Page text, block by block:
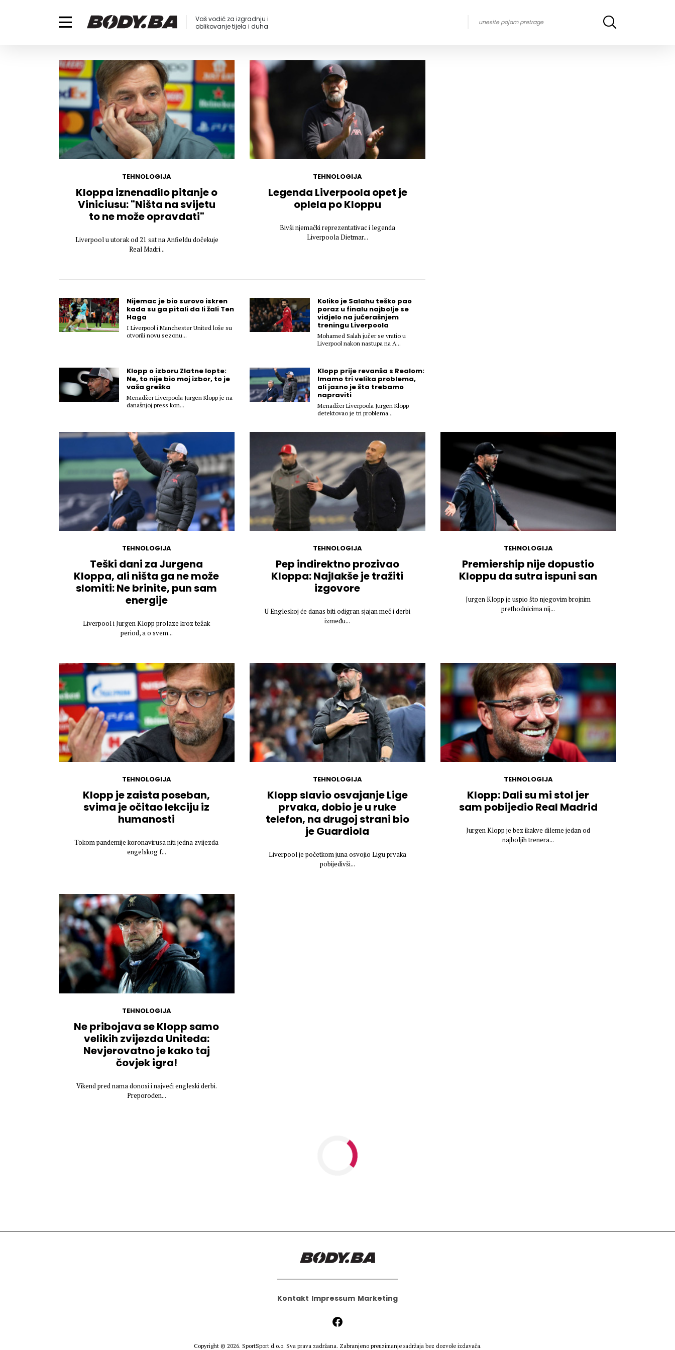
Vaš vodič za izgradnju i
oblikovanje tijela i duha
TEHNOLOGIJA
Kloppa iznenadilo pitanje o
Viniciusu: "Ništa na svijetu
to ne može opravdati"
Liverpool u utorak od 21 sat na Anfieldu dočekuje
Real Madri...
TEHNOLOGIJA
Legenda Liverpoola opet je
oplela po Kloppu
Bivši njemački reprezentativac i legenda
Liverpoola Dietmar...
Nijemac je bio surovo iskren
kada su ga pitali da li žali Ten
Haga
I Liverpool i Manchester United loše su
otvorili novu sezonu...
Koliko je Salahu teško pao
poraz u finalu najbolje se
vidjelo na jučerašnjem
treningu Liverpoola
Mohamed Salah jučer se vratio u
Liverpool nakon nastupa na A...
Klopp o izboru Zlatne lopte:
Ne, to nije bio moj izbor, to je
vaša greška
Menadžer Liverpoola Jurgen Klopp je na
današnjoj press kon...
Klopp prije revanša s Realom:
Imamo tri velika problema,
ali jasno je šta trebamo
napraviti
Menadžer Liverpoola Jurgen Klopp
detektovao je tri problema...
TEHNOLOGIJA
Teški dani za Jurgena
Kloppa, ali ništa ga ne može
slomiti: Ne brinite, pun sam
energije
Liverpool i Jurgen Klopp prolaze kroz težak
period, a o svem...
TEHNOLOGIJA
Pep indirektno prozivao
Kloppa: Najlakše je tražiti
izgovore
U Engleskoj će danas biti odigran sjajan meč i derbi
između...
TEHNOLOGIJA
Premiership nije dopustio
Kloppu da sutra ispuni san
Jurgen Klopp je uspio što njegovim brojnim
prethodnicima nij...
TEHNOLOGIJA
Klopp je zaista poseban,
svima je očitao lekciju iz
humanosti
Tokom pandemije koronavirusa niti jedna zvijezda
engelskog f...
TEHNOLOGIJA
Klopp slavio osvajanje Lige
prvaka, dobio je u ruke
telefon, na drugoj strani bio
je Guardiola
Liverpool je početkom juna osvojio Ligu prvaka
pobijedivši...
TEHNOLOGIJA
Klopp: Dali su mi stol jer
sam pobijedio Real Madrid
Jurgen Klopp je bez ikakve dileme jedan od
najboljih trenera...
TEHNOLOGIJA
Ne pribojava se Klopp samo
velikih zvijezda Uniteda:
Nevjerovatno je kako taj
čovjek igra!
Vikend pred nama donosi i najveći engleski derbi.
Preporođen...
Kontakt Impressum Marketing
Copyright © 2026. SportSport d.o.o. Sva prava zadržana. Zabranjeno preuzimanje sadržaja bez dozvole izdavača.